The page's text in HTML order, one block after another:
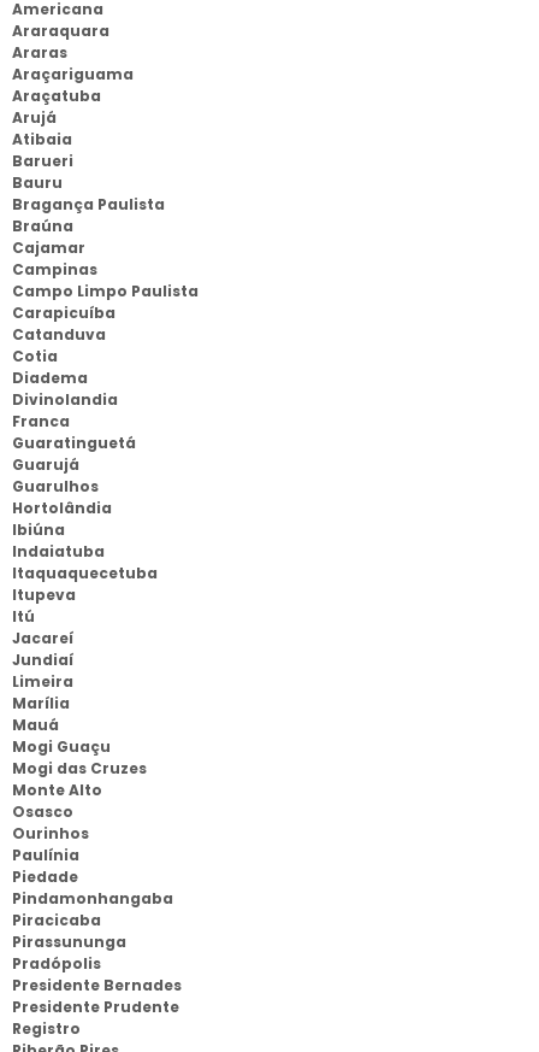
Americana
Araraquara
Araras
Araçariguama
Araçatuba
Arujá
Atibaia
Barueri
Bauru
Bragança Paulista
Braúna
Cajamar
Campinas
Campo Limpo Paulista
Carapicuíba
Catanduva
Cotia
Diadema
Divinolandia
Franca
Guaratinguetá
Guarujá
Guarulhos
Hortolândia
Ibiúna
Indaiatuba
Itaquaquecetuba
Itupeva
Itú
Jacareí
Jundiaí
Limeira
Marília
Mauá
Mogi Guaçu
Mogi das Cruzes
Monte Alto
Osasco
Ourinhos
Paulínia
Piedade
Pindamonhangaba
Piracicaba
Pirassununga
Pradópolis
Presidente Bernades
Presidente Prudente
Registro